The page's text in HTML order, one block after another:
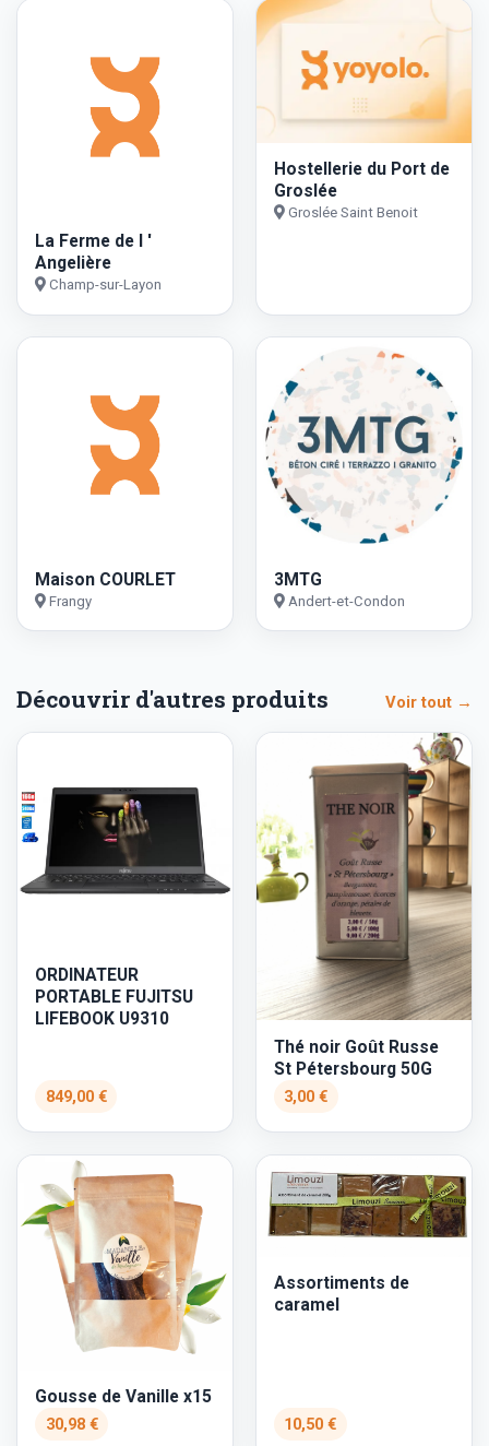
La Ferme de l '
Angelière
Champ-sur-Layon
Hostellerie du Port de
Groslée
Groslée Saint Benoit
Maison COURLET
Frangy
3MTG
Andert-et-Condon
Découvrir d'autres produits Voir tout →
ORDINATEUR
PORTABLE FUJITSU
LIFEBOOK U9310
849,00 €
Thé noir Goût Russe
St Pétersbourg 50G
3,00 €
Gousse de Vanille x15
30,98 €
Assortiments de
caramel
10,50 €